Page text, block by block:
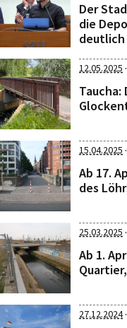
Der
die
12.05.2025 ·
Taucha:
15.04.2025 ·
Ab 17.
des
25.03.2025 ·
Ab 1.
27.12.2024·